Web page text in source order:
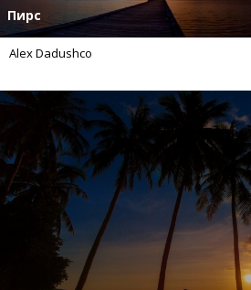
Пирс
Alex Dadushco